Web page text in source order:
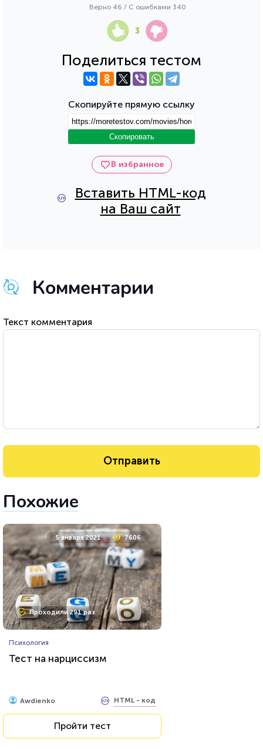
В избранное
Вставить HTML-код
на Ваш сайт
Поделиться тестом
Скопируйте прямую ссылку
Скопировать
Верно 46 / С ошибками 340
3
Комментарии
Текст комментария
Похожие
5 января 2021 7606
Проходили 291 раз
Психология
Тест на нарциссизм
Awdienko HTML - код
Пройти тест